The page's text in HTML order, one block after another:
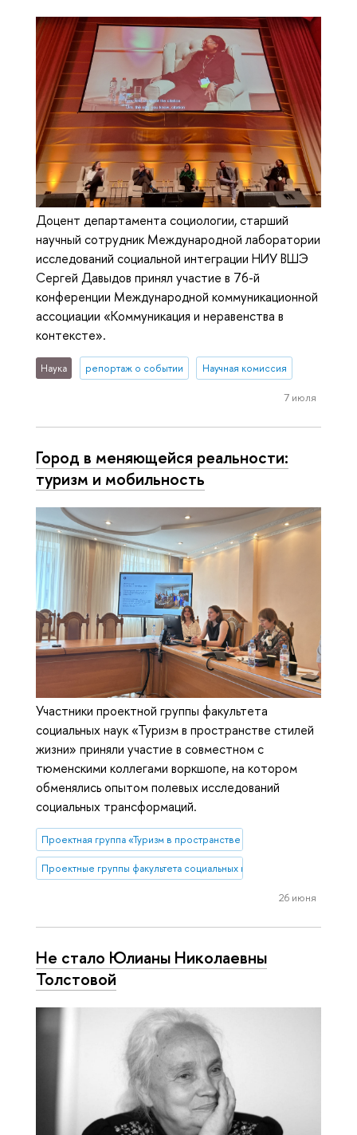
Доцент департамента социологии, старший
научный сотрудник Международной лаборатории
исследований социальной интеграции НИУ ВШЭ
Сергей Давыдов принял участие в 76-й
конференции Международной коммуникационной
ассоциации «Коммуникация и неравенства в
контексте».
Наука репортаж о событии Научная комиссия
7 июля
Город в меняющейся реальности:
туризм и мобильность
Участники проектной группы факультета
социальных наук «Туризм в пространстве стилей
жизни» приняли участие в совместном с
тюменскими коллегами воркшопе, на котором
обменялись опытом полевых исследований
социальных трансформаций.
Проектная группа «Туризм в пространстве стилей жизни»
Проектные группы факультета социальных наук
26 июня
Не стало Юлианы Николаевны
Толстовой